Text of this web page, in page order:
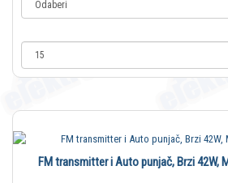
FM transmitter i Auto punjač, Brzi 42W,